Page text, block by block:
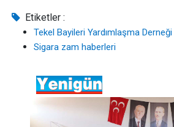
Etiketler :
Tekel Bayileri Yardımlaşma
Sigara zam haberleri